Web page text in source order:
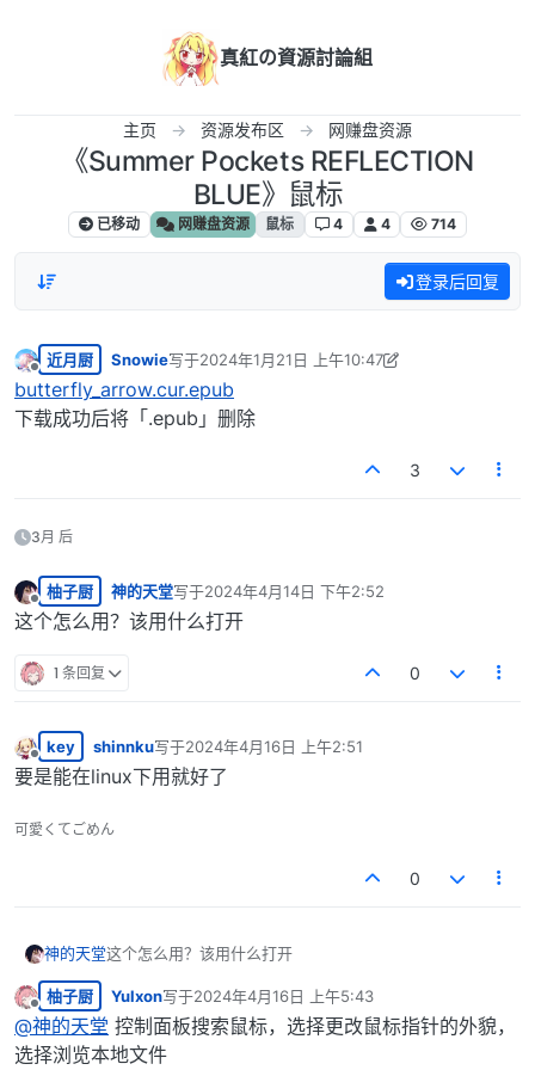
真紅の資源討論組
主页 资源发布区 网赚盘资源
《Summer Pockets REFLECTION
BLUE》鼠标
已移动 网赚盘资源 鼠标 4 4 714
登录后回复
离线
近月厨 Snowie写于2024年1月21日 上午10:47
最后由 Snowie 编辑2024年1月21日 上午4:47
butterfly_arrow.cur.epub
下载成功后将「.epub」删除
3
3月 后
离线
柚子厨 神的天堂写于2024年4月14日 下午2:52
最后由 编辑
这个怎么用？该用什么打开
1 条回复 0
离线
key shinnku写于2024年4月16日 上午2:51
最后由 编辑
要是能在linux下用就好了
可愛くてごめん
0
神的天堂这个怎么用？该用什么打开
离线
柚子厨 Yulxon写于2024年4月16日 上午5:43
最后由 编辑
@神的天堂 控制面板搜索鼠标，选择更改鼠标指针的外貌，
选择浏览本地文件